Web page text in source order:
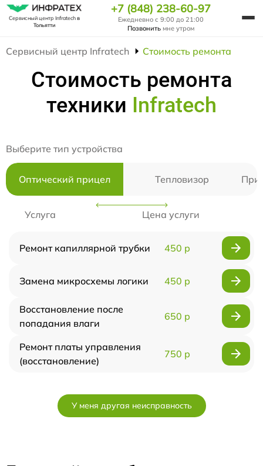
Сервисный центр Infratechв
Тольятти
+7 (848) 238-60-97
Ежедневно с 9:00 до 21:00
Позвонить мне утром
Сервисный центр Infratech Стоимость ремонта
Стоимость ремонта
техники Infratech
Выберите тип устройства
Оптический прицел Тепловизор
Услуга Цена услуги
Ремонт капиллярной трубки 450 р
Замена микросхемы логики 450 р
Восстановление после
попадания влаги
650 р
Ремонт платы управления
(восстановление)
750 р
У меня другая неисправность